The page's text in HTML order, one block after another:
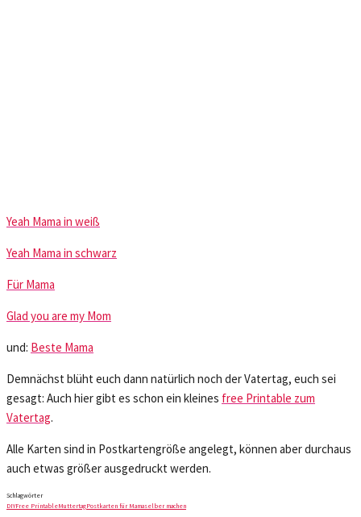
Yeah Mama in weiß
Yeah Mama in schwarz
Für Mama
Glad you are my Mom
und: Beste Mama
Demnächst blüht euch dann natürlich noch der Vatertag, euch sei
gesagt: Auch hier gibt es schon ein kleines free Printable zum
Vatertag.
Alle Karten sind in Postkartengröße angelegt, können aber durchaus
auch etwas größer ausgedruckt werden.
Schlagwörter
DIYFree PrintableMuttertagPostkarten für Mamaselber machen